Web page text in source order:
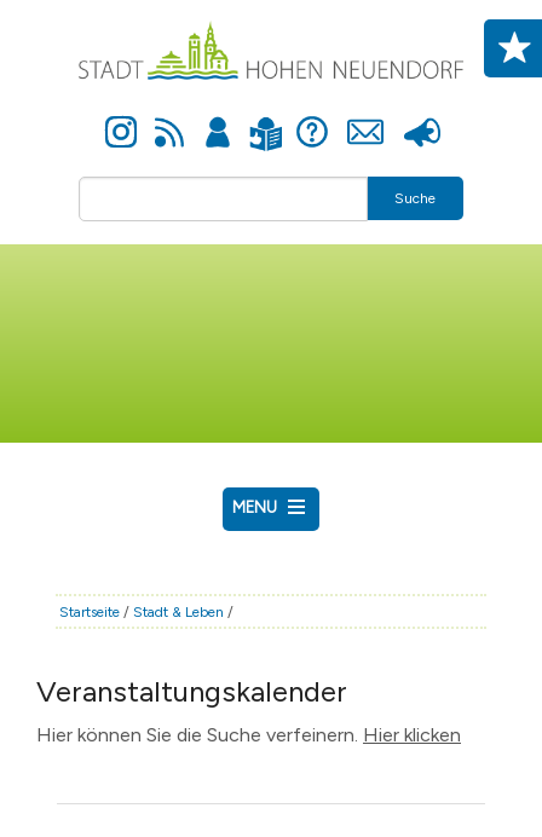
Instagram Newsfeed Anmelden Leichte Sprache Hilfe Kontakt Presse
Suche
MENU
RATHAUS & POLITIK
FAMILIE & BILDUNG
TOURISMUS
Startseite /Stadt & Leben /
Veranstaltungskalender
Hier können Sie die Suche verfeinern. Hier klicken